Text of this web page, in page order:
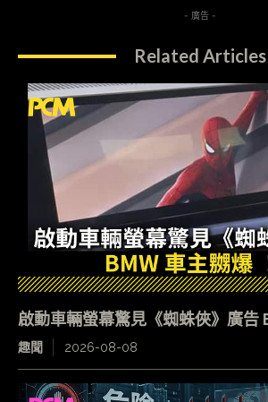
- 廣告 -
Related Articles
啟動車輛螢幕驚見《蜘蛛俠》廣告
趣聞 2026-08-08